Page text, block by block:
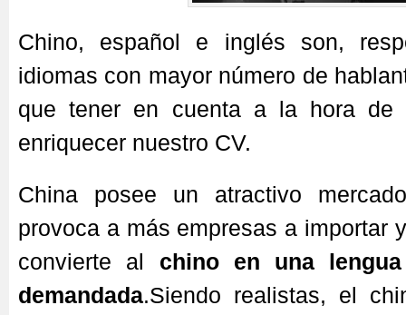
Chino, español e inglés son,
idiomas con mayor número de
que tener en cuenta a la hora de
enriquecer nuestro CV.
China posee un atractivo
provoca a más empresas a importar
convierte al chino en una
demandada.Siendo realistas, el